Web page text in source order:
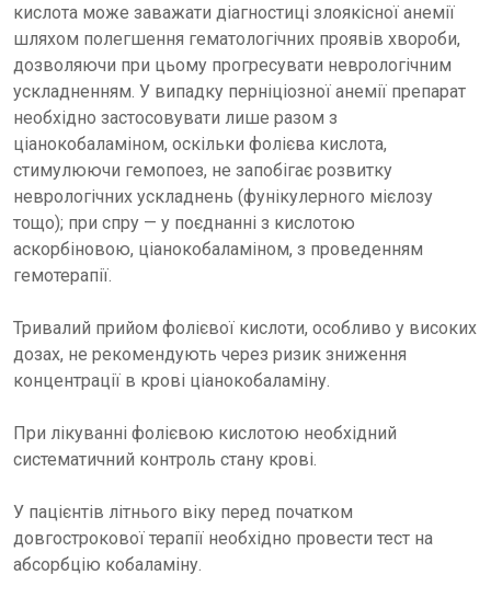
кислота може заважати діагностиці злоякісної анемії
шляхом полегшення гематологічних проявів хвороби,
дозволяючи при цьому прогресувати неврологічним
ускладненням. У випадку перніціозної анемії препарат
необхідно застосовувати лише разом з
ціанокобаламіном, оскільки фолієва кислота,
стимулюючи гемопоез, не запобігає розвитку
неврологічних ускладнень (фунікулерного мієлозу
тощо); при спру — у поєднанні з кислотою
аскорбіновою, ціанокобаламіном, з проведенням
гемотерапії.
Тривалий прийом фолієвої кислоти, особливо у високих
дозах, не рекомендують через ризик зниження
концентрації в крові ціанокобаламіну.
При лікуванні фолієвою кислотою необхідний
систематичний контроль стану крові.
У пацієнтів літнього віку перед початком
довгострокової терапії необхідно провести тест на
абсорбцію кобаламіну.